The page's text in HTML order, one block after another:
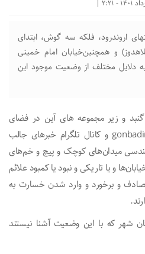
اروندرود، فلکه سه گوش، ابتدای
و همچنین‌خیابان امام خمینی
دلایل مختلف از وضعیت موجود این
گنبد و زیر مجموعه های آین در فضای
مجازی یعنی پیج اینستاگرام gonbadinfo و کانال تلگرام خبرهای جالب
میدان‌های کوچک و پیچ و خم‌های
و یا تاریکی و نبود یا کمبود علائم
و برخورد و وارد شدن خسارت به
شهر که با این وضعیت آشنا نیستند